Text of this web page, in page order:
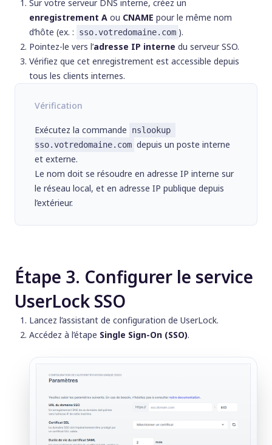
Sur votre serveur DNS interne, créez un
enregistrement A ou CNAME pour le même nom
d’hôte (ex. :
sso.votredomaine.com ).
Pointez-le vers l’adresse IP interne du serveur SSO.
Vérifiez que cet enregistrement est accessible depuis
tous les clients internes.
Vérification
Exécutez la commande
nslookup
sso.votredomaine.com depuis un poste interne
et externe.
Le nom doit se résoudre en adresse IP interne sur
le réseau local, et en adresse IP publique depuis
l’extérieur.
Étape 3. Configurer le service
UserLock SSO
Lancez l’assistant de configuration de UserLock.
Accédez à l’étape Single Sign-On (SSO).